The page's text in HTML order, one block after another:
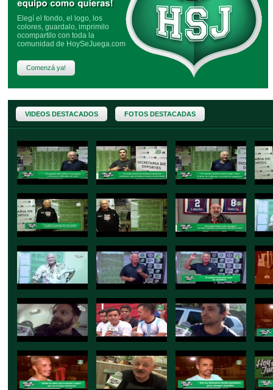
IL CAPO FÚTBOL más info »
Elegí el fondo, el logo, los
colores, guardalo, imprimilo
ocompartilo con toda la
comunidad de HoySeJuega.com
Comenzá ya!
VIDEOS DESTACADOS FOTOS DESTACADAS